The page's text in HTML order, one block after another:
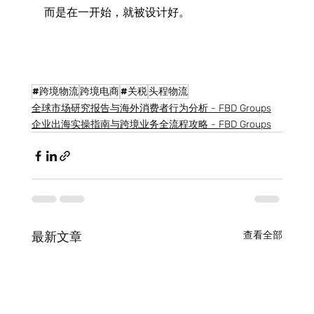
而是在一开始，就被设计好。
#跨境物流跨境电商#关税头程物流
全球市场研究报告与海外消费者行为分析 - FBD Groups
企业出海实操指南与跨境业务全流程攻略 - FBD Groups
最新文章 查看全部